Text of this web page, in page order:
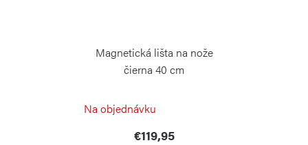
Magnetická lišta na nože
čierna 40 cm
Na objednávku
€119,95